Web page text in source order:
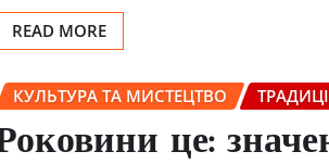
READ MORE
КУЛЬТУРА ТА МИСТЕЦТВО
це: